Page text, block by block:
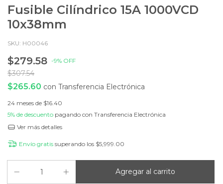
Fusible Cilíndrico 15A 1000VCD
10x38mm
SKU: H00046
$279.58 -9% OFF
$307.54
$265.60 con Transferencia Electrónica
24 meses de $16.40
5% de descuento pagando con Transferencia Electrónica
Ver más detalles
Envío gratis superando los $5,999.00